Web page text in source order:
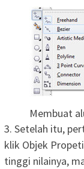
Membuat
3. Setelah itu,
klik Objek
tinggi nilainya,